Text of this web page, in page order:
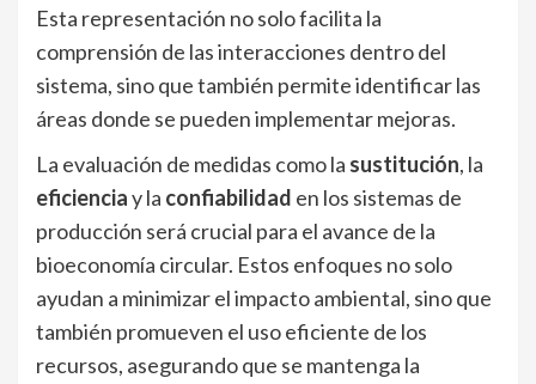
Esta representación no solo facilita la
comprensión de las interacciones dentro del
sistema, sino que también permite identificar las
áreas donde se pueden implementar mejoras.
La evaluación de medidas como la sustitución, la
eficienciay la confiabilidad en los sistemas de
producción será crucial para el avance de la
bioeconomía circular. Estos enfoques no solo
ayudan a minimizar el impacto ambiental, sino que
también promueven el uso eficiente de los
recursos, asegurando que se mantenga la